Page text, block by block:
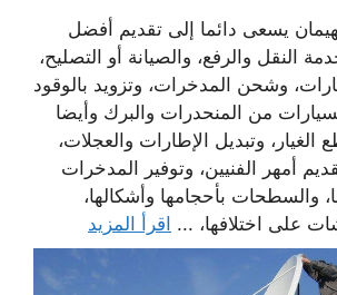
يسعى دائما إلى تقديم أفضل
النقل والرفع، والصيانة أو التصليح،
وشحن المدخرات، وتزويد بالوقود
من المنحدرات والبرك وأيضا
الغيار، وتبديل الإطارات والعجلات،
أمهر الفنيين، وتوفير المدخرات
والسطحات بأحجامها وأشكالها،
على اختلافها، ... اقرأ المزيد